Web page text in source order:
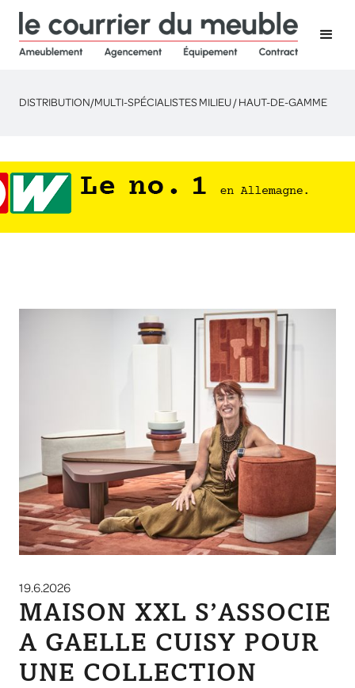
DISTRIBUTION/MULTI-SPÉCIALISTES MILIEU / HAUT-DE-GAMME
19.6.2026
MAISON XXL S’ASSOCIE
A GAELLE CUISY POUR
UNE COLLECTION